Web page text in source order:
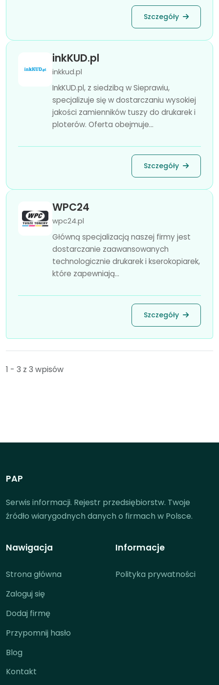
Szczegóły
inkKUD.pl
inkkud.pl
InkKUD.pl, z siedzibą w Sieprawiu,
specjalizuje się w dostarczaniu wysokiej
jakości zamienników tuszy do drukarek i
ploterów. Oferta obejmuje...
Szczegóły
WPC24
wpc24.pl
Główną specjalizacją naszej firmy jest
dostarczanie zaawansowanych
technologicznie drukarek i kserokopiarek,
które zapewniają...
Szczegóły
1 - 3 z 3 wpisów
PAP
Serwis informacji. Rejestr przedsiębiorstw. Twoje
źródło wiarygodnych danych o firmach w Polsce.
Nawigacja
Strona główna
Zaloguj się
Dodaj firmę
Przypomnij hasło
Blog
Kontakt
Informacje
Polityka prywatności